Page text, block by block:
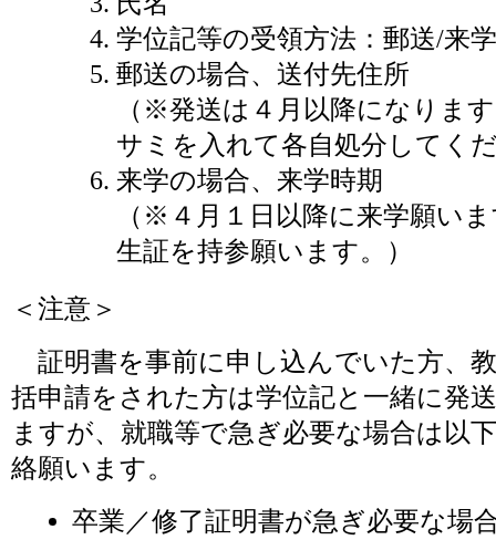
学位記等の受領方法：郵送/来学
郵送の場合、送付先住所
（※発送は４月以降になりま
サミを入れて各自処分してく
来学の場合、来学時期
（※４月１日以降に来学願い
生証を持参願います。）
＜注意＞
証明書を事前に申し込んでいた方、
括申請をされた方は学位記と一緒に発
ますが、就職等で急ぎ必要な場合は以
絡願います。
卒業／修了証明書が急ぎ必要な場